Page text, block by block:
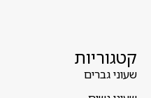
קטגוריות
שעוני גברים